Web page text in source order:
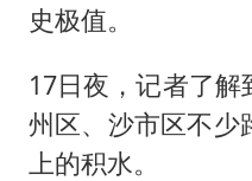
史极值。
17日夜，记者了
州区、沙市区不少
上的积水。